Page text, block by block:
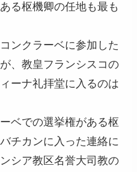
る枢機卿の任地も最も
ンクラーベに参加した
、教皇フランシスコの
ーナ礼拝堂に入るのは
ベでの選挙権がある枢
チカンに入った連絡に
シア教区名誉大司教の